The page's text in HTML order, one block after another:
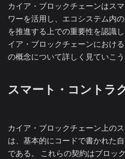
カイア・ブロックチェーンはス
ワーを活用し、エコシステム内
を推進する上での重要性を認識
イア・ブロックチェーンにおけ
の概念について詳しく見ていこう
スマート・コントラ
カイア・ブロックチェーン上の
は、基本的にコードで書かれた
である。 これらの契約はブロッ